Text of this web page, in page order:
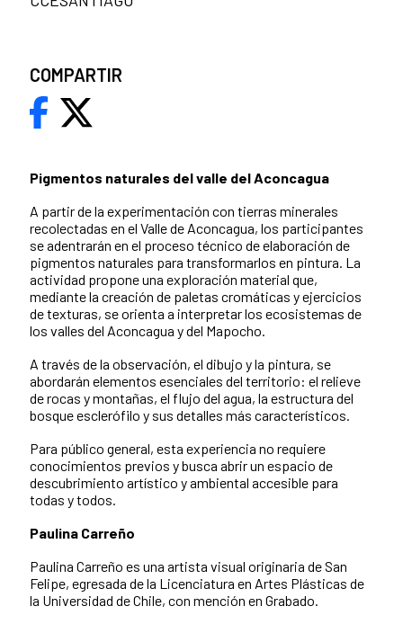
Pigmentos naturales del valle del Aconcagua
A partir de la experimentación con tierras minerales
recolectadas en el Valle de Aconcagua, los participantes
se adentrarán en el proceso técnico de elaboración de
pigmentos naturales para transformarlos en pintura. La
actividad propone una exploración material que,
mediante la creación de paletas cromáticas y ejercicios
de texturas, se orienta a interpretar los ecosistemas de
los valles del Aconcagua y del Mapocho.
A través de la observación, el dibujo y la pintura, se
abordarán elementos esenciales del territorio: el relieve
de rocas y montañas, el flujo del agua, la estructura del
bosque esclerófilo y sus detalles más característicos.
Para público general, esta experiencia no requiere
conocimientos previos y busca abrir un espacio de
descubrimiento artístico y ambiental accesible para
todas y todos.
Paulina Carreño
Paulina Carreño es una artista visual originaria de San
Felipe, egresada de la Licenciatura en Artes Plásticas de
la Universidad de Chile, con mención en Grabado.
COMPARTIR